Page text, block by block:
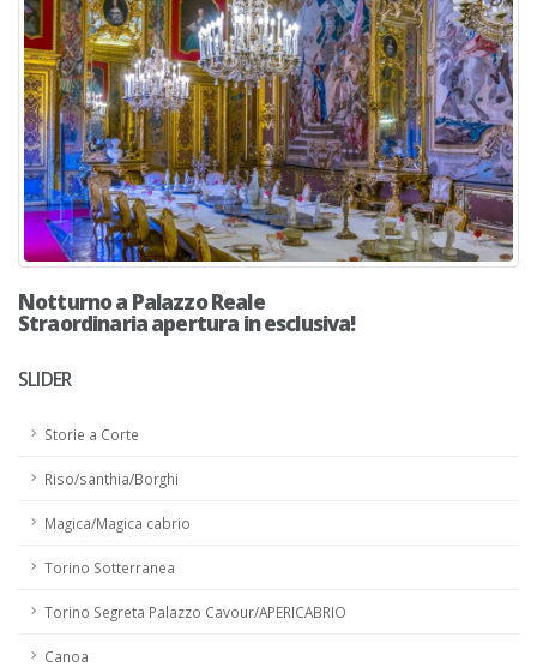
Notturno a Palazzo Reale
Straordinaria apertura in esclusiva!
SLIDER
Storie a Corte
Riso/santhia/Borghi
Magica/Magica cabrio
Torino Sotterranea
Torino Segreta Palazzo Cavour/APERICABRIO
Canoa